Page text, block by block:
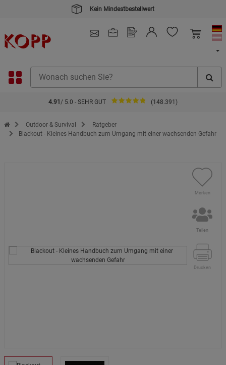
Kein Mindestbestellwert
4.91 / 5.0 - SEHR GUT (148.391)
Zur Startseite des Kopp Verlag Online-Shop
Outdoor & Survival
Ratgeber
Blackout - Kleines Handbuch zum Umgang mit einer wachsenden Gefahr
Merken
Teilen
Drucken